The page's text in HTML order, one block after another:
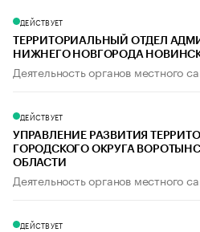
ДЕЙСТВУЕТ
ТЕРРИТОРИАЛЬНЫЙ ОТДЕЛ
НИЖНЕГО НОВГОРОДА
Деятельность органов местного
ДЕЙСТВУЕТ
УПРАВЛЕНИЕ РАЗВИТИЯ
ГОРОДСКОГО ОКРУГА
ОБЛАСТИ
Деятельность органов местного
ДЕЙСТВУЕТ